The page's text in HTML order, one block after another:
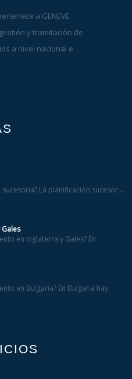
a GENEVE
y tramitación de
a nivel nacional e
La planificación sucesor...
en Inglaterra y Gales? En
en Bulgaria? En Bulgaria hay